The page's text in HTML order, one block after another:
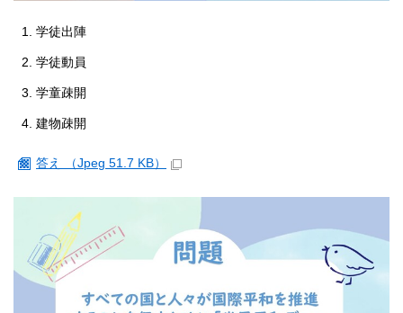
学徒出陣
学徒動員
学童疎開
建物疎開
答え （Jpeg 51.7 KB）